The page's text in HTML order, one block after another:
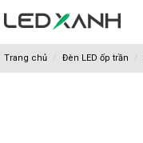
Trang chủ Đèn LED ốp trần